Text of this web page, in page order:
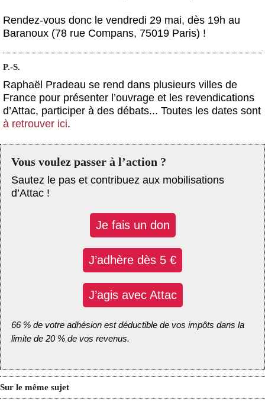
Rendez-vous donc le vendredi 29 mai, dès 19h au
Baranoux (78 rue Compans, 75019 Paris) !
P.-S.
Raphaël Pradeau se rend dans plusieurs villes de
France pour présenter l’ouvrage et les revendications
d’Attac, participer à des débats... Toutes les dates sont
à retrouver ici.
Vous voulez passer à l’action ?
Sautez le pas et contribuez aux mobilisations
d’Attac !
Je fais un don
J’adhère dès 5 €
J’agis avec Attac
66 % de votre adhésion est déductible de vos impôts dans la
limite de 20 % de vos revenus.
Sur le même sujet